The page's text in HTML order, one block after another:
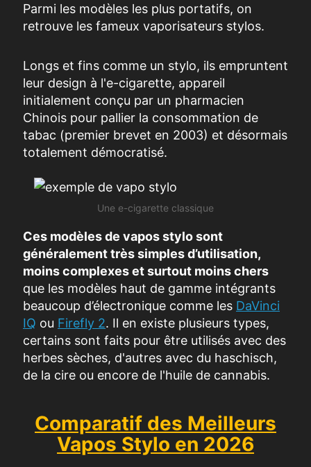
Parmi les modèles les plus portatifs, on
retrouve les fameux vaporisateurs stylos.
Longs et fins comme un stylo, ils empruntent
leur design à l'e-cigarette, appareil
initialement conçu par un pharmacien
Chinois pour pallier la consommation de
tabac (premier brevet en 2003) et désormais
totalement démocratisé.
Une e-cigarette classique
Ces modèles de vapos stylo sont
généralement très simples d’utilisation,
moins complexes et surtout moins chers
que les modèles haut de gamme intégrants
beaucoup d’électronique comme les DaVinci
IQ ou Firefly 2. Il en existe plusieurs types,
certains sont faits pour être utilisés avec des
herbes sèches, d'autres avec du haschisch,
de la cire ou encore de l'huile de cannabis.
Comparatif des Meilleurs
Vapos Stylo en 2026